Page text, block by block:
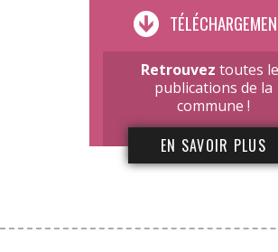
Retrouvez toutes
publications de la
commune !
EN SAVOIR PLUS